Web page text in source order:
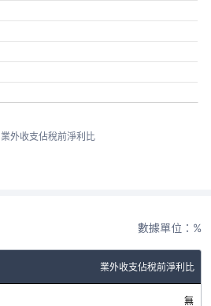
業外收支佔稅前淨利比
數據單位：%
業外收支佔稅前淨利比
無